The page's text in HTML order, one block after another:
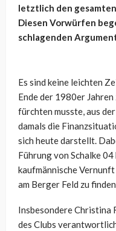
letztlich den
Diesen Vorwürfen
schlagenden
Es sind keine leichten
Ende der 1980er
fürchten musste, aus
damals die
sich heute darstellt.
Führung von Schalke
kaufmännische
am Berger Feld zu
Insbesondere Christina
des Clubs